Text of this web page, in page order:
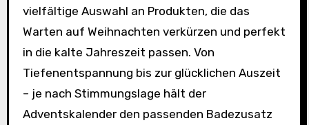
vielfältige Auswahl an Produkten, die das
Warten auf Weihnachten verkürzen und perfekt
in die kalte Jahreszeit passen. Von
Tiefenentspannung bis zur glücklichen Auszeit
– je nach Stimmungslage hält der
Adventskalender den passenden Badezusatz